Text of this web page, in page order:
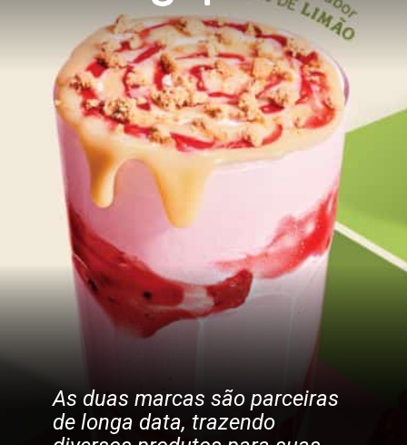
As duas marcas são parceiras
de longa data, trazendo